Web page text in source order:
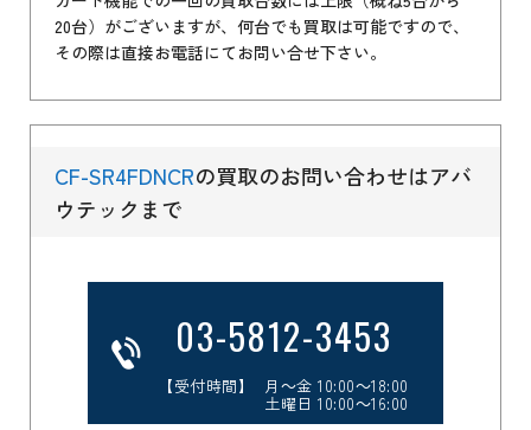
20台）がございますが、何台でも買取は可能ですので、
その際は直接お電話にてお問い合せ下さい。
CF-SR4FDNCRの買取のお問い合わせはアバ
ウテックまで
03-5812-3453
【受付時間】 月～金 10:00～18:00
土曜日 10:00～16:00